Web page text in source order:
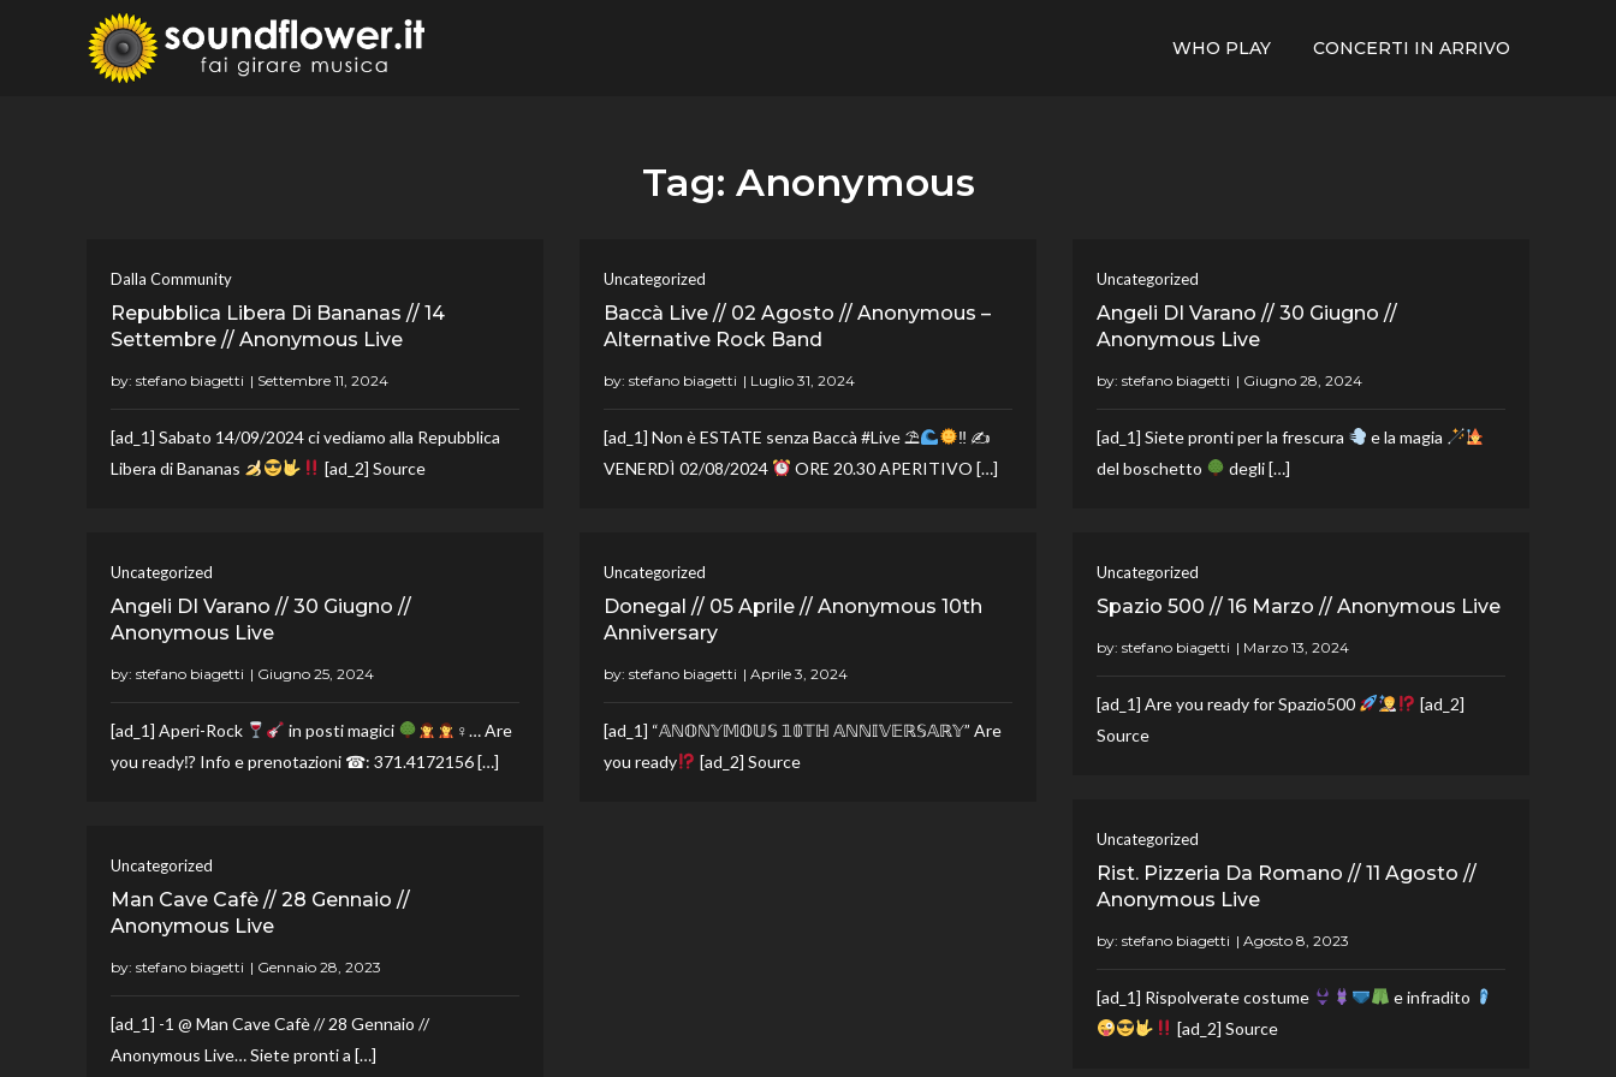
WHO PLAY CONCERTI IN ARRIVO
Tag: Anonymous
Dalla Community
Repubblica Libera Di Bananas // 14
Settembre // Anonymous Live
by: stefano biagetti
[ad_1] Sabato 14/09/2024 ci vediamo alla Repubblica
Libera di Bananas
[ad_2] Source
Uncategorized
Baccà Live // 02 Agosto // Anonymous –
Alternative Rock Band
by: stefano biagetti
[ad_1] Non è ESTATE senza Baccà #Live ⛱
‼ ✍
VENERDÌ 02/08/2024
ORE 20.30 APERITIVO […]
Uncategorized
Angeli DI Varano // 30 Giugno //
Anonymous Live
by: stefano biagetti
[ad_1] Siete pronti per la frescura
e la magia
del boschetto
degli […]
Uncategorized
Angeli DI Varano // 30 Giugno //
Anonymous Live
by: stefano biagetti
[ad_1] Aperi-Rock in posti magici
‍♀… Are
you ready⁉ Info e prenotazioni ☎: 371.4172156 […]
Uncategorized
Donegal // 05 Aprile // Anonymous 10th
Anniversary
by: stefano biagetti
[ad_1] “𝔸ℕ𝕆ℕ𝕐𝕄𝕆𝕌𝕊 𝟙𝟘𝕋ℍ 𝔸ℕℕ𝕀𝕍𝔼ℝ𝕊𝔸ℝ𝕐” Are
you ready
[ad_2] Source
Uncategorized
Spazio 500 // 16 Marzo // Anonymous Live
by: stefano biagetti
[ad_1] Are you ready for Spazio500
[ad_2]
Source
Uncategorized
Rist. Pizzeria Da Romano // 11 Agosto //
Anonymous Live
by: stefano biagetti
[ad_1] Rispolverate costume
e infradito
[ad_2] Source
Uncategorized
Man Cave Cafè // 28 Gennaio //
Anonymous Live
by: stefano biagetti
[ad_1] -1 @ Man Cave Cafè // 28 Gennaio //
Anonymous Live… Siete pronti a […]